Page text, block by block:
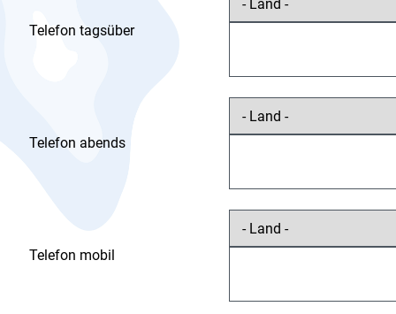
Telefon tagsüber
Telefon abends
Telefon mobil